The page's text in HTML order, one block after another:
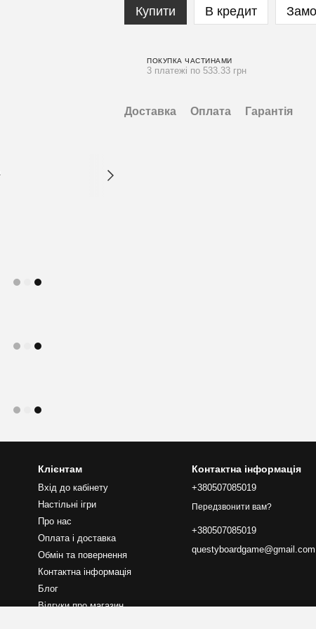
Купити В кредит
ПОКУПКА ЧАСТИНАМИ
3 платежі по 533.33 грн
Доставка Оплата Гарантія
Клієнтам
Вхід до кабінету
Настільні ігри
Про нас
Оплата і доставка
Обмін та повернення
Контактна інформація
Блог
Відгуки про магазин
Контактна інформація
+380507085019
Передзвонити вам?
+380507085019
questyboardgame@gmail.com